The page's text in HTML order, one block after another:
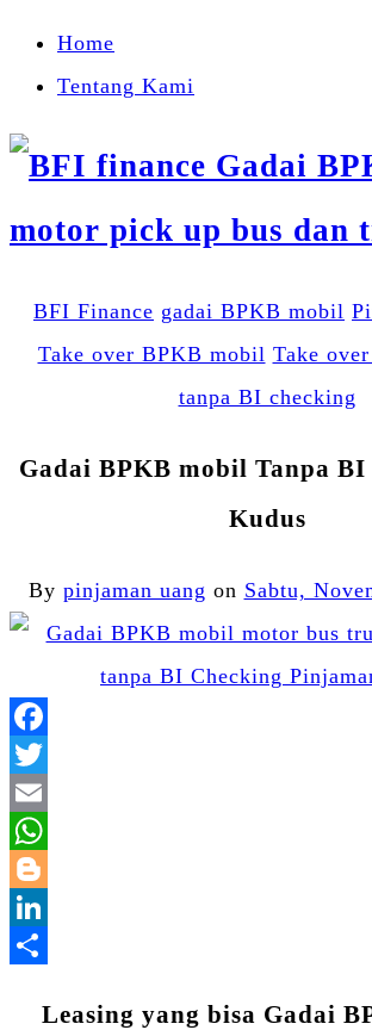
Home
Tentang Kami
BFI Finance gadai BPKB mobil
Take over BPKB mobil Take
tanpa BI checking
Gadai BPKB mobil Tanpa
Kudus
By pinjaman uang on Sabtu,
Leasing yang bisa Gadai